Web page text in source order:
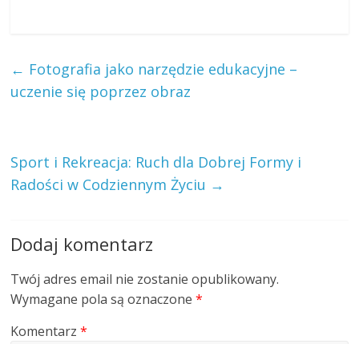
← Fotografia jako narzędzie edukacyjne –
uczenie się poprzez obraz
Sport i Rekreacja: Ruch dla Dobrej Formy i
Radości w Codziennym Życiu →
Dodaj komentarz
Twój adres email nie zostanie opublikowany.
Wymagane pola są oznaczone*
Komentarz*